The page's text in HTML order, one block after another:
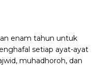
enam tahun untuk
setiap ayat-ayat
muhadhoroh, dan